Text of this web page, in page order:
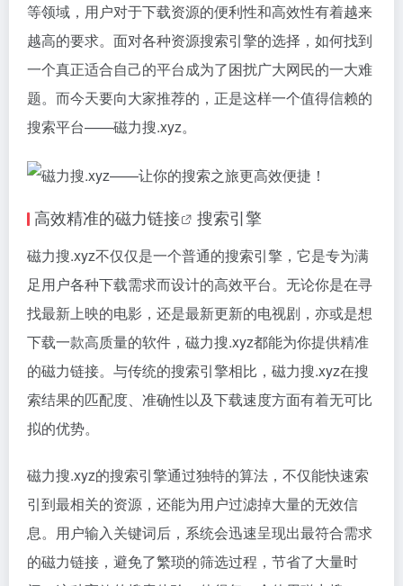
等领域，用户对于下载资源的便利性和高效性有着越来
越高的要求。面对各种资源搜索引擎的选择，如何找到
一个真正适合自己的平台成为了困扰广大网民的一大难
题。而今天要向大家推荐的，正是这样一个值得信赖的
搜索平台——磁力搜.xyz。
高效精准的磁力链接 搜索引擎
磁力搜.xyz不仅仅是一个普通的搜索引擎，它是专为满
足用户各种下载需求而设计的高效平台。无论你是在寻
找最新上映的电影，还是最新更新的电视剧，亦或是想
下载一款高质量的软件，磁力搜.xyz都能为你提供精准
的磁力链接。与传统的搜索引擎相比，磁力搜.xyz在搜
索结果的匹配度、准确性以及下载速度方面有着无可比
拟的优势。
磁力搜.xyz的搜索引擎通过独特的算法，不仅能快速索
引到最相关的资源，还能为用户过滤掉大量的无效信
息。用户输入关键词后，系统会迅速呈现出最符合需求
的磁力链接 ，避免了繁琐的筛选过程，节省了大量时